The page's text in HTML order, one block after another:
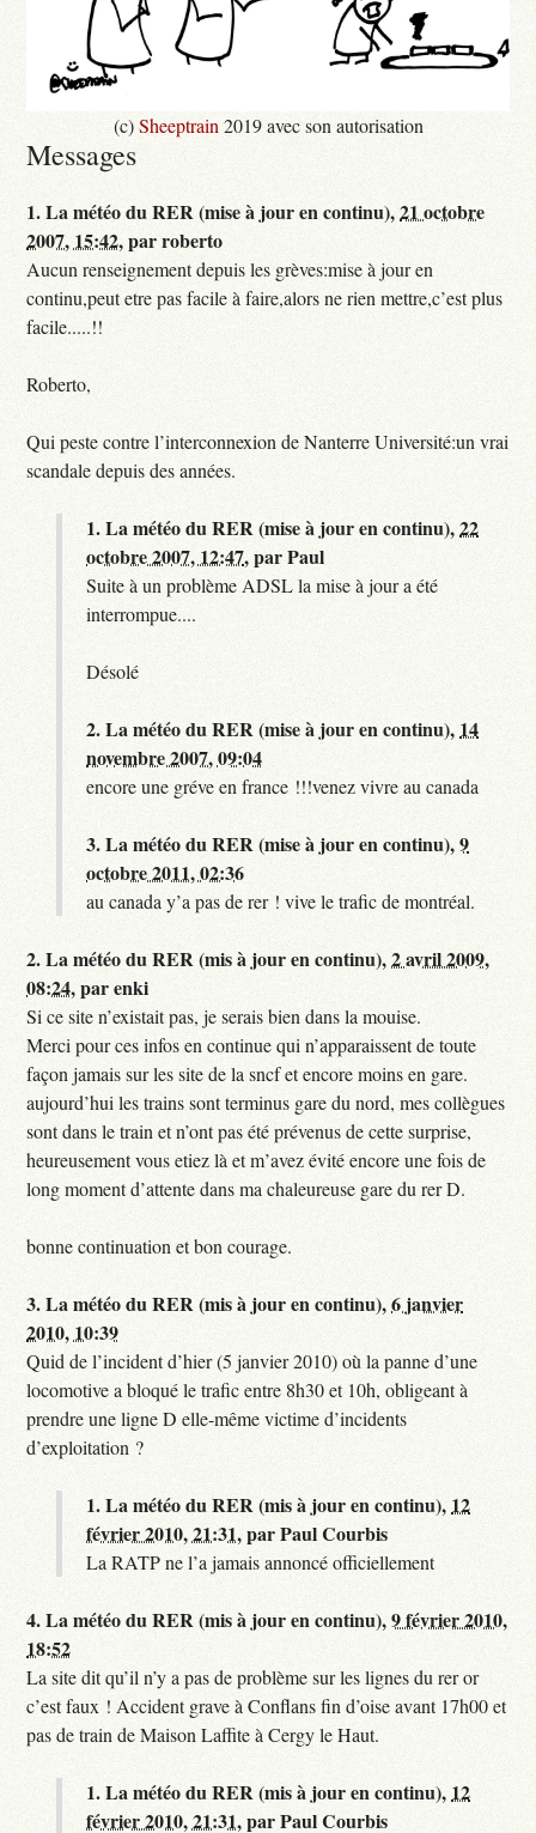
(c)Sheeptrain 2019 avec son autorisation
Messages
1.La météo du RER (mise à jour en continu),21 octobre
2007, 15:42,parroberto
Aucun renseignement depuis les grèves:mise à jour en
continu,peut etre pas facile à faire,alors ne rien mettre,c’est plus
facile.....!!
Roberto,
Qui peste contre l’interconnexion de Nanterre Université:un vrai
scandale depuis des années.
1.La météo du RER (mise à jour en continu),22
octobre 2007, 12:47,parPaul
Suite à un problème ADSL la mise à jour a été
interrompue....
Désolé
2.La météo du RER (mise à jour en continu), 14
novembre 2007, 09:04
encore une gréve en france !!!venez vivre au canada
3.La météo du RER (mise à jour en continu),9
octobre 2011, 02:36
au canada y’a pas de rer ! vive le trafic de montréal.
2.La météo du RER (mis à jour en continu),2 avril 2009,
08:24,parenki
Si ce site n’existait pas, je serais bien dans la mouise.
Merci pour ces infos en continue qui n’apparaissent de toute
façon jamais sur les site de la sncf et encore moins en gare.
aujourd’hui les trains sont terminus gare du nord, mes collègues
sont dans le train et n’ont pas été prévenus de cette surprise,
heureusement vous etiez là et m’avez évité encore une fois de
long moment d’attente dans ma chaleureuse gare du rer D.
bonne continuation et bon courage.
3.La météo du RER (mis à jour en continu),6 janvier
2010, 10:39
Quid de l’incident d’hier (5 janvier 2010) où la panne d’une
locomotive a bloqué le trafic entre 8h30 et 10h, obligeant à
prendre une ligne D elle-même victime d’incidents
d’exploitation ?
1.La météo du RER (mis à jour en continu), 12
février 2010, 21:31,parPaul Courbis
La RATP ne l’a jamais annoncé officiellement
4.La météo du RER (mis à jour en continu),9 février 2010,
18:52
La site dit qu’il n’y a pas de problème sur les lignes du rer or
c’est faux ! Accident grave à Conflans fin d’oise avant 17h00 et
pas de train de Maison Laffite à Cergy le Haut.
1.La météo du RER (mis à jour en continu), 12
février 2010, 21:31,parPaul Courbis